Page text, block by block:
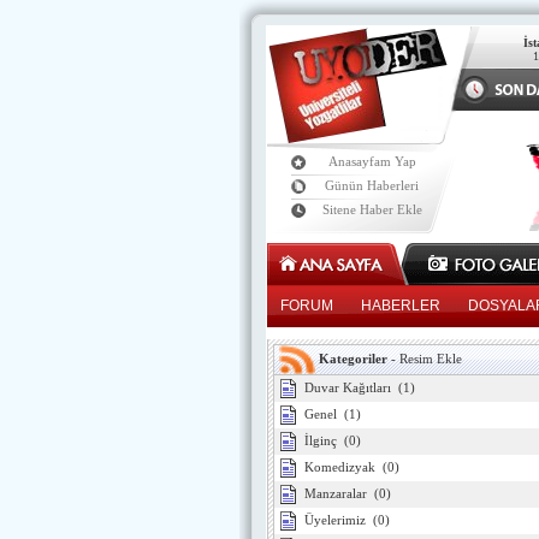
Anasayfam Yap
Günün Haberleri
Sitene Haber Ekle
FORUM HABERLER
Kategoriler-Resim Ekle
Duvar Kağıtları (1)
Genel
(1)
İlginç (0)
Komedizyak (0)
Manzaralar (0)
Üyelerimiz (0)